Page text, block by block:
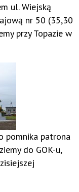
ul. Wiejską
nr 50 (35,30
przy Topazie w
pomnika patrona
do GOK-u,